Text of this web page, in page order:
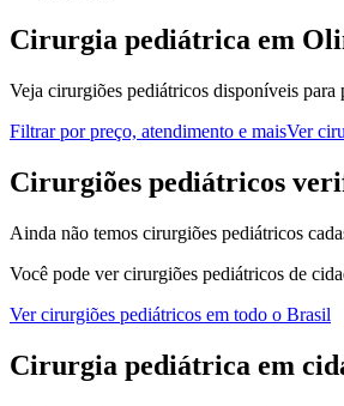
Cirurgia pediátrica em
Veja cirurgiões pediátricos disponíveis para
Filtrar por preço, atendimento e maisVer
Cirurgiões pediátricos
Ainda não temos cirurgiões pediátricos
Você pode vercirurgiões pediátricos de
Vercirurgiões pediátricos em todo o Brasil
Cirurgia pediátrica em